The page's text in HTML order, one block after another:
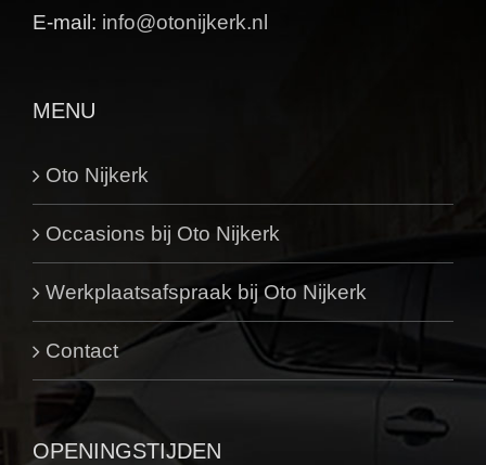
E-mail: info@otonijkerk.nl
MENU
Oto Nijkerk
Occasions bij Oto Nijkerk
Werkplaatsafspraak bij Oto Nijkerk
Contact
OPENINGSTIJDEN